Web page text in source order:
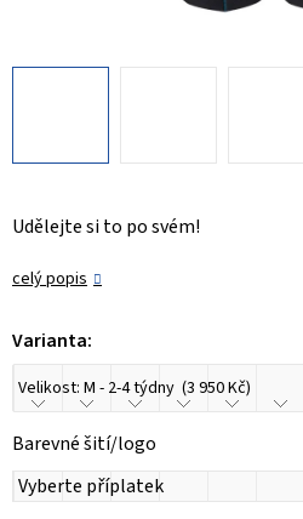
Udělejte si to po svém!
celý popis
Varianta:
Barevné šití/logo